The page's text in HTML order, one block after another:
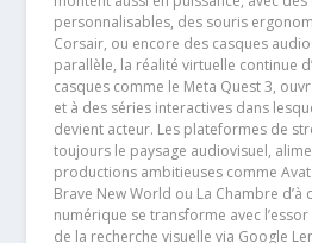
personnalisables, des souris
Corsair, ou encore des casques audio
parallèle, la réalité virtuelle continue
casques comme le Meta Quest 3,
et à des séries interactives dans
devient acteur. Les plateformes de
toujours le paysage audiovisuel,
productions ambitieuses comme
Brave New World ou La Chambre d’à
numérique se transforme avec
de la recherche visuelle via Google